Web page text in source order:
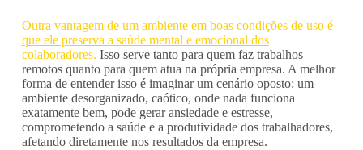
Outra vantagem de um ambiente em boas condições de uso é
que ele preserva a saúde mental e emocional dos
colaboradores. Isso serve tanto para quem faz trabalhos
remotos quanto para quem atua na própria empresa. A melhor
forma de entender isso é imaginar um cenário oposto: um
ambiente desorganizado, caótico, onde nada funciona
exatamente bem, pode gerar ansiedade e estresse,
comprometendo a saúde e a produtividade dos trabalhadores,
afetando diretamente nos resultados da empresa.